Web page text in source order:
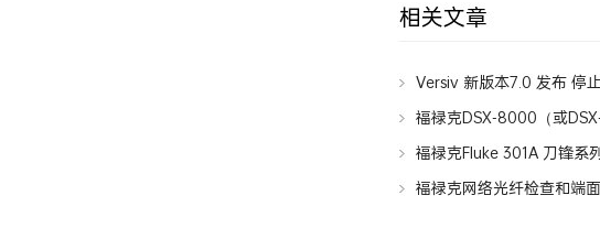
相关文章
Versiv 新版本7.0 发布 停
福禄克DSX-8000（或
网线？
福禄克Fluke 301A 刀锋系
福禄克网络光纤检查和端